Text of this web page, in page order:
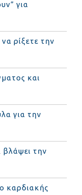
για
ρίξετε την
και
για την
βλάψει την
καρδιακής